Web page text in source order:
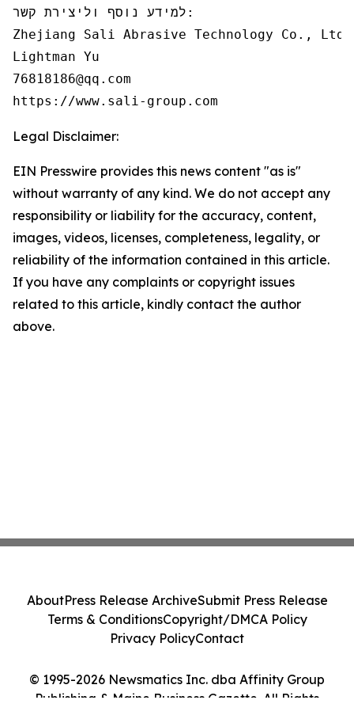
למידע נוסף וליצירת קשר:
Zhejiang Sali Abrasive Technology Co., Ltd
Lightman Yu
76818186@qq.com
https://www.sali-group.com
Legal Disclaimer:
EIN Presswire provides this news content "as is"
without warranty of any kind. We do not accept any
responsibility or liability for the accuracy, content,
images, videos, licenses, completeness, legality, or
reliability of the information contained in this article.
If you have any complaints or copyright issues
related to this article, kindly contact the author
above.
© 1995-2026 Newsmatics Inc. dba Affinity Group
Publishing & Maine Business Gazette. All Rights
AboutPress Release ArchiveSubmit Press Release
Terms & ConditionsCopyright/DMCA Policy
Privacy PolicyContact